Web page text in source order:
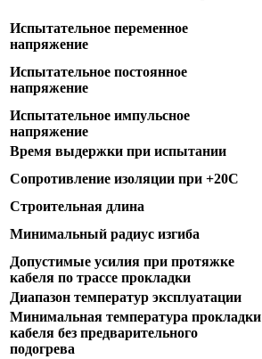
Испытательное переменное
напряжение
Испытательное постоянное
напряжение
Испытательное импульсное
напряжение
Время выдержки при испытании
Сопротивление изоляции при +20С
Строительная длина
Минимальный радиус изгиба
Допустимые усилия при протяжке
кабеля по трассе прокладки
Диапазон температур эксплуатации
Минимальная температура прокладки
кабеля без предварительного
подогрева